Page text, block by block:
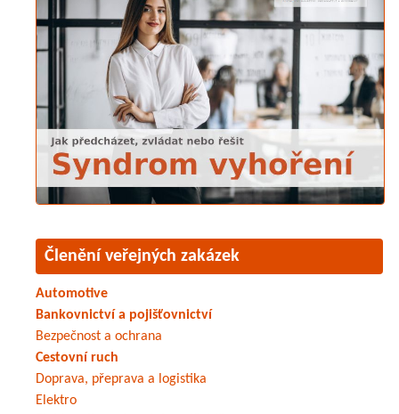
Členění veřejných zakázek
Automotive
Bankovnictví a pojišťovnictví
Bezpečnost a ochrana
Cestovní ruch
Doprava, přeprava a logistika
Elektro